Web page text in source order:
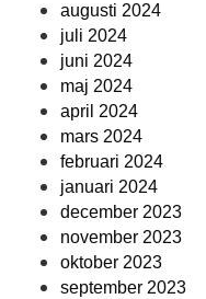
augusti 2024
juli 2024
juni 2024
maj 2024
april 2024
mars 2024
februari 2024
januari 2024
december 2023
november 2023
oktober 2023
september 2023